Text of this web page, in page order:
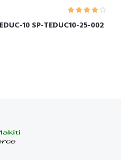
10 SP-TEDUC10-25-002